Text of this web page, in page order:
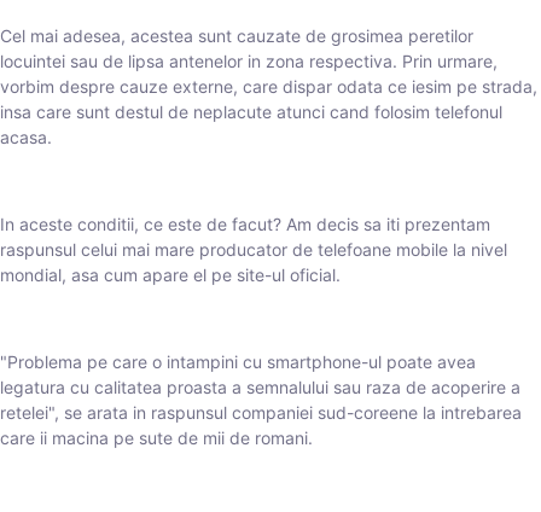
Cel mai adesea, acestea sunt cauzate de grosimea peretilor
locuintei sau de lipsa antenelor in zona respectiva. Prin urmare,
vorbim despre cauze externe, care dispar odata ce iesim pe strada,
insa care sunt destul de neplacute atunci cand folosim telefonul
acasa.
In aceste conditii, ce este de facut? Am decis sa iti prezentam
raspunsul celui mai mare producator de telefoane mobile la nivel
mondial, asa cum apare el pe site-ul oficial.
"Problema pe care o intampini cu smartphone-ul poate avea
legatura cu calitatea proasta a semnalului sau raza de acoperire a
retelei", se arata in raspunsul companiei sud-coreene la intrebarea
care ii macina pe sute de mii de romani.